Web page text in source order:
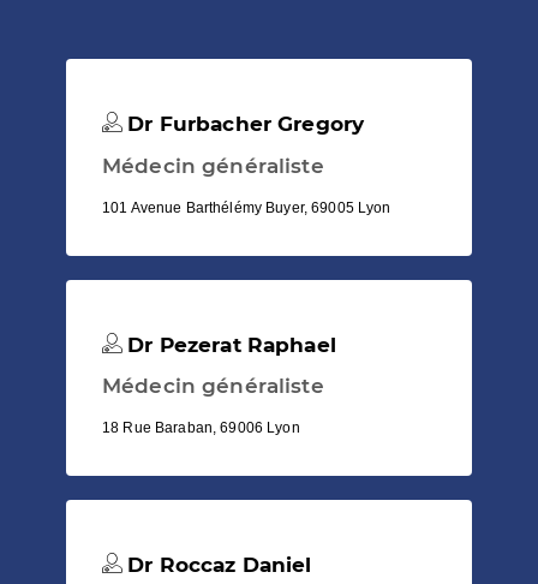
Dr Furbacher Gregory
Médecin généraliste
101 Avenue Barthélémy Buyer, 69005 Lyon
Dr Pezerat Raphael
Médecin généraliste
18 Rue Baraban, 69006 Lyon
Dr Roccaz Daniel